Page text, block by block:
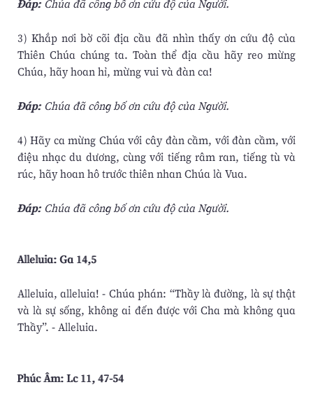
Ðáp:Chúa đã công bố ơn cứu độ của Người.
3) Khắp nơi bờ cõi địa cầu đã nhìn thấy ơn cứu độ của
Thiên Chúa chúng ta. Toàn thể địa cầu hãy reo mừng
Chúa, hãy hoan hỉ, mừng vui và đàn ca!
Ðáp:Chúa đã công bố ơn cứu độ của Người.
4) Hãy ca mừng Chúa với cây đàn cầm, với đàn cầm, với
điệu nhạc du dương, cùng với tiếng râm ran, tiếng tù và
rúc, hãy hoan hô trước thiên nhan Chúa là Vua.
Ðáp:Chúa đã công bố ơn cứu độ của Người.
Alleluia: Ga 14,5
Alleluia, alleluia! - Chúa phán: “Thầy là đường, là sự thật
và là sự sống, không ai đến được với Cha mà không qua
Thầy”. - Alleluia.
Phúc Âm: Lc 11, 47-54